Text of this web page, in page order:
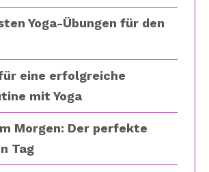
Yoga-Übungen für den
eine erfolgreiche
mit Yoga
Morgen: Der perfekte
Tag